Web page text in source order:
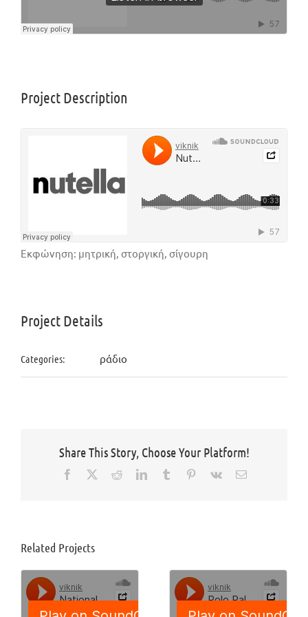
Project Description
Εκφώνηση: μητρική, στοργική, σίγουρη
Project Details
Categories: ράδιο
Share This Story, Choose Your Platform!
Facebook RedditLinkedInTumblr Pinterest
Vk Email
Related Projects